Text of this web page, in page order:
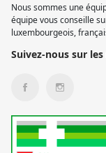
Nous sommes une
équipe vous conseille
luxembourgeois,
Suivez-nous sur